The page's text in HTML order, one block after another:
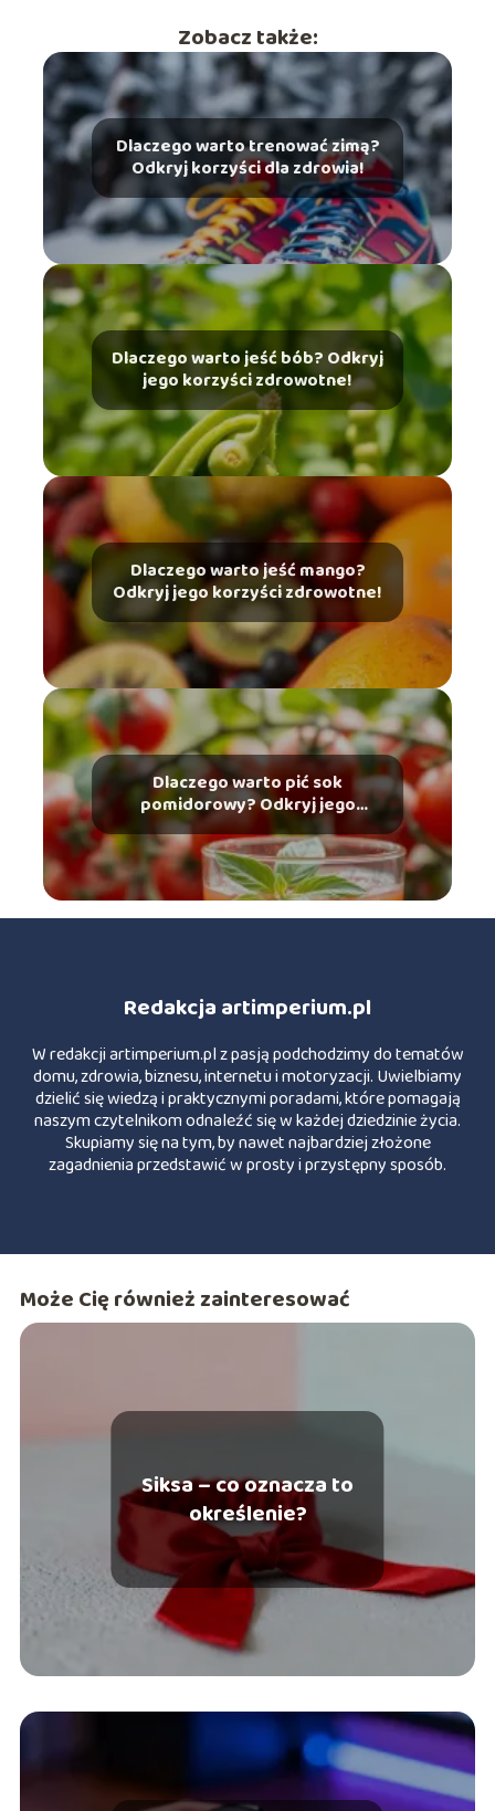
Zobacz także:
Dlaczego warto trenować zimą?
Odkryj korzyści dla zdrowia!
Dlaczego warto jeść bób? Odkryj
jego korzyści zdrowotne!
Dlaczego warto jeść mango?
Odkryj jego korzyści zdrowotne!
Dlaczego warto pić sok
pomidorowy? Odkryj jego
zdrowotne korzyści!
Redakcja artimperium.pl
W redakcji artimperium.pl z pasją podchodzimy do tematów
domu, zdrowia, biznesu, internetu i motoryzacji. Uwielbiamy
dzielić się wiedzą i praktycznymi poradami, które pomagają
naszym czytelnikom odnaleźć się w każdej dziedzinie życia.
Skupiamy się na tym, by nawet najbardziej złożone
zagadnienia przedstawić w prosty i przystępny sposób.
Może Cię również zainteresować
Siksa – co oznacza to
określenie?